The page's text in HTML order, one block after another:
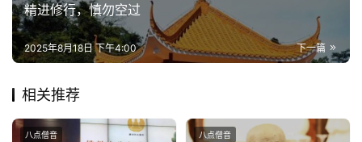
精进修行，慎勿空过
下一篇
2025年8月18日 下午4:00
相关推荐
八点僧音 八点僧音